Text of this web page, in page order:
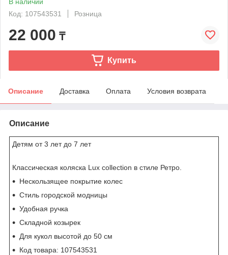
Код: 107543531
Розница
22 000 ₸
Купить
Описание Доставка Оплата Условия возврата
Описание
Детям от 3 лет до 7 лет
Классическая коляска Lux collection в стиле Ретро.
Нескользящее покрытие колес
Стиль городской модницы
Удобная ручка
Складной козырек
Для кукол высотой до 50 см
Код товара: 107543531